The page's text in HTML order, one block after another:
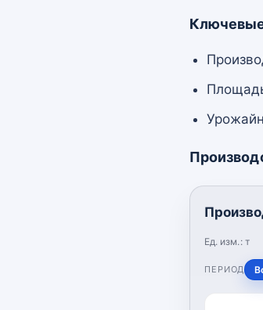
Ед. изм.: т
ПЕРИОД